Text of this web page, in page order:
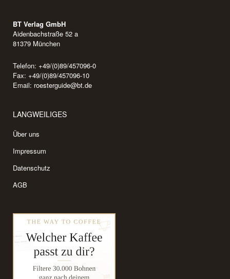
BT Verlag GmbH
Aidenbachstraße 52 a
81379 München
Telefon: +49/(0)89/457096-0
Fax: +49/(0)89/457096-10
Email: roesterguide@bt.de
LANGWEILIGES
Über uns
Impressum
Datenschutz
AGB